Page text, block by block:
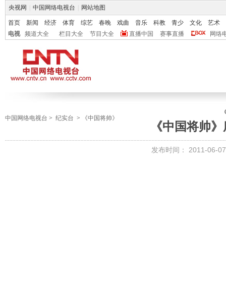
央视网 中国网络电视台 网站地图
首页 新闻 经济 体育 综艺 春晚 戏曲 音乐 科教 青少 文化
艺术
电视
频道大全 栏目大全 节目大全 直播中国 赛事直播 网络
中国网络电视台 > 纪实台 > 《中国将帅》
《中国将帅
发布时间： 2011-06-